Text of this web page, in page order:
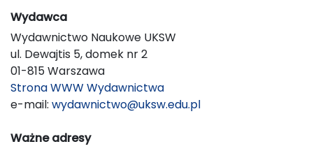
Wydawca
Wydawnictwo Naukowe UKSW
ul. Dewajtis 5, domek nr 2
01-815 Warszawa
Strona WWW Wydawnictwa
e-mail: wydawnictwo@uksw.edu.pl
Ważne adresy